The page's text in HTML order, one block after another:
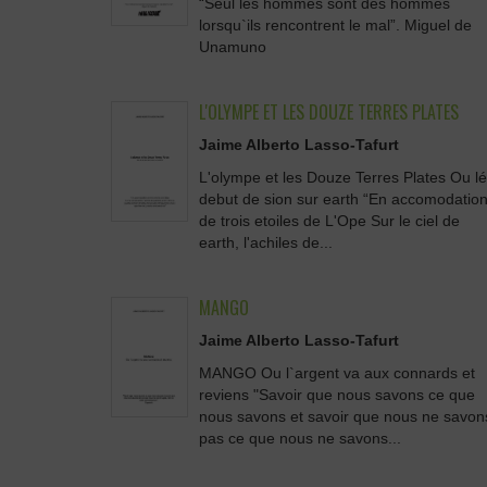
lorsqu`ils rencontrent le mal”. Miguel de
Unamuno
L'OLYMPE ET LES DOUZE TERRES PLATES
Jaime Alberto Lasso-Tafurt
L'olympe et les Douze Terres Plates Ou lé
debut de sion sur earth “En accomodation
de trois etoiles de L'Ope Sur le ciel de
earth, l'achiles de...
MANGO
Jaime Alberto Lasso-Tafurt
MANGO Ou l`argent va aux connards et
reviens "Savoir que nous savons ce que
nous savons et savoir que nous ne
pas ce que nous ne savons...